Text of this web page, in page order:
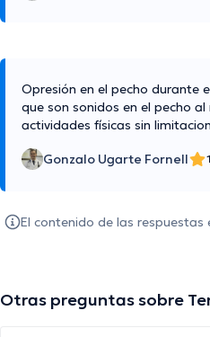
Opresión en el pecho durante
que son sonidos en el pecho
actividades físicas sin
Gonzalo Ugarte Fornell
El contenido de las
Otras preguntas sobre